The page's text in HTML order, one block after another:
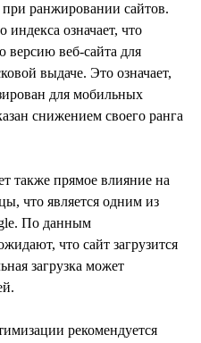
ранжировании сайтов.
означает, что
версию веб-сайта для
выдаче. Это означает,
для мобильных
снижением своего ранга
также прямое влияние на
что является одним из
По данным
что сайт загрузится
загрузка может
рекомендуется